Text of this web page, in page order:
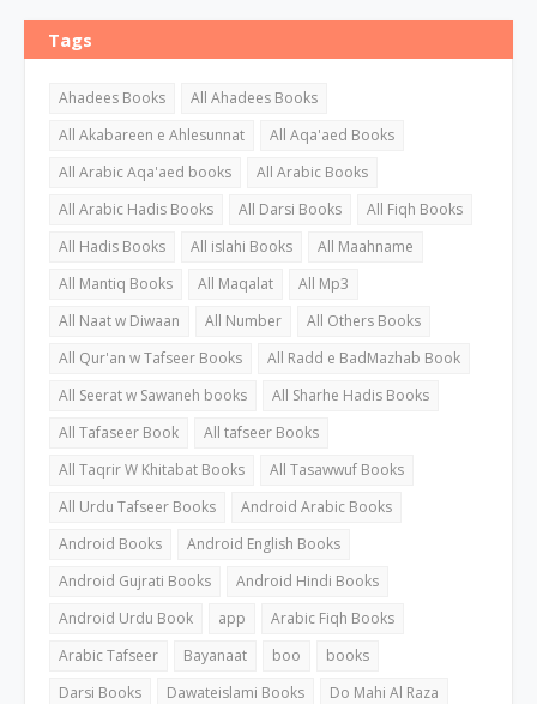
Tags
Ahadees Books
All Ahadees Books
All Akabareen e Ahlesunnat
All Aqa'aed Books
All Arabic Aqa'aed books
All Arabic Books
All Arabic Hadis Books
All Darsi Books
All Fiqh Books
All Hadis Books
All islahi Books
All Maahname
All Mantiq Books
All Maqalat
All Mp3
All Naat w Diwaan
All Number
All Others Books
All Qur'an w Tafseer Books
All Radd e BadMazhab Book
All Seerat w Sawaneh books
All Sharhe Hadis Books
All Tafaseer Book
All tafseer Books
All Taqrir W Khitabat Books
All Tasawwuf Books
All Urdu Tafseer Books
Android Arabic Books
Android Books
Android English Books
Android Gujrati Books
Android Hindi Books
Android Urdu Book
app
Arabic Fiqh Books
Arabic Tafseer
Bayanaat boo
books
Darsi Books
Dawateislami Books
Do Mahi Al Raza